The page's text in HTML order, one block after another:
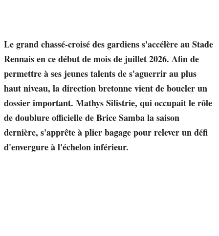
Le grand chassé-croisé des gardiens s'accélère au Stade
Rennais en ce début de mois de juillet 2026. Afin de
permettre à ses jeunes talents de s'aguerrir au plus
haut niveau, la direction bretonne vient de boucler un
dossier important. Mathys Silistrie, qui occupait le rôle
de doublure officielle de Brice Samba la saison
dernière, s'apprête à plier bagage pour relever un défi
d'envergure à l'échelon inférieur.